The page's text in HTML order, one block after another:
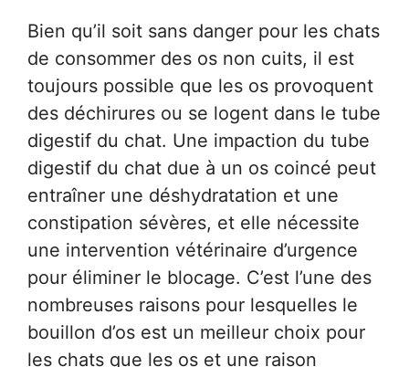
Bien qu’il soit sans danger pour les chats
de consommer des os non cuits, il est
toujours possible que les os provoquent
des déchirures ou se logent dans le tube
digestif du chat. Une impaction du tube
digestif du chat due à un os coincé peut
entraîner une déshydratation et une
constipation sévères, et elle nécessite
une intervention vétérinaire d’urgence
pour éliminer le blocage. C’est l’une des
nombreuses raisons pour lesquelles le
bouillon d’os est un meilleur choix pour
les chats que les os et une raison